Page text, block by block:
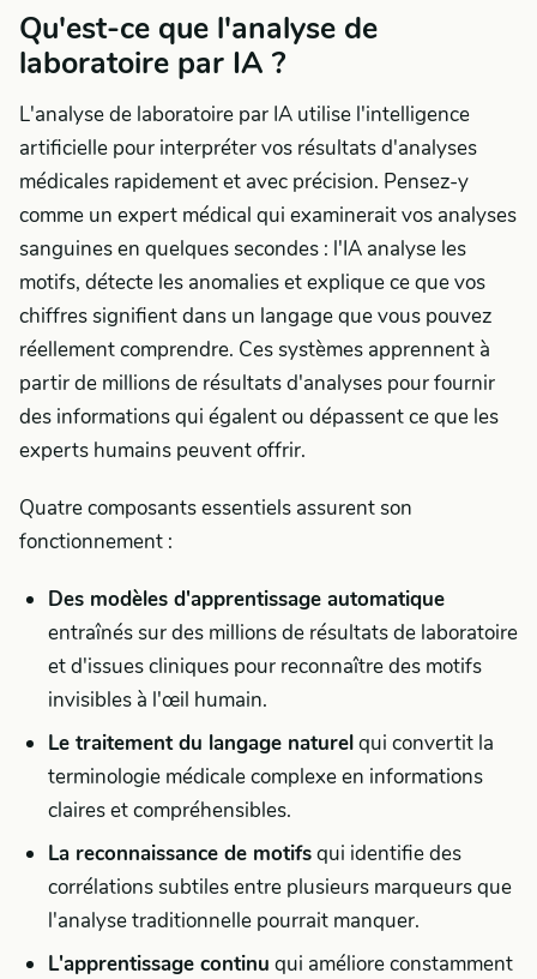
Qu'est-ce que l'analyse de
laboratoire par IA ?
L'analyse de laboratoire par IA utilise l'intelligence
artificielle pour interpréter vos résultats d'analyses
médicales rapidement et avec précision. Pensez-y
comme un expert médical qui examinerait vos analyses
sanguines en quelques secondes : l'IA analyse les
motifs, détecte les anomalies et explique ce que vos
chiffres signifient dans un langage que vous pouvez
réellement comprendre. Ces systèmes apprennent à
partir de millions de résultats d'analyses pour fournir
des informations qui égalent ou dépassent ce que les
experts humains peuvent offrir.
Quatre composants essentiels assurent son
fonctionnement :
Des modèles d'apprentissage automatique
entraînés sur des millions de résultats de laboratoire
et d'issues cliniques pour reconnaître des motifs
invisibles à l'œil humain.
Le traitement du langage naturelqui convertit la
terminologie médicale complexe en informations
claires et compréhensibles.
La reconnaissance de motifsqui identifie des
corrélations subtiles entre plusieurs marqueurs que
l'analyse traditionnelle pourrait manquer.
L'apprentissage continu qui améliore constamment